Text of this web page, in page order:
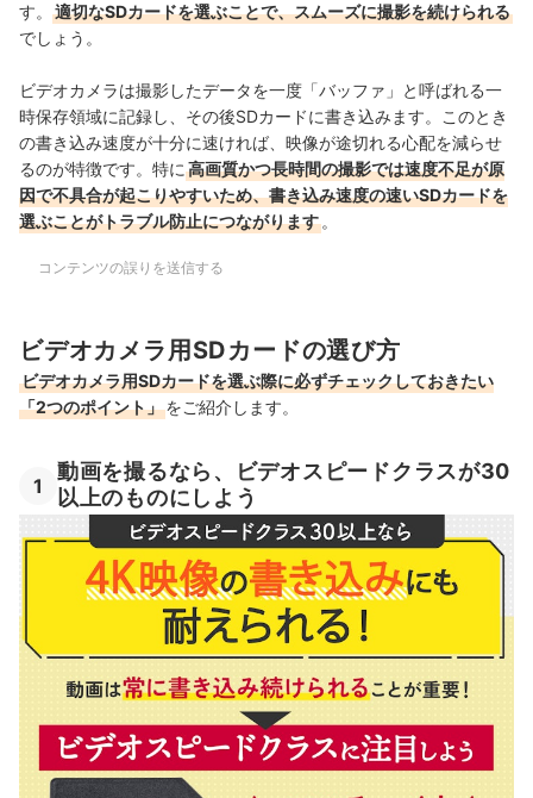
す。
適切なSDカードを選ぶことで、スムーズに撮影を続けられる
でしょう。
ビデオカメラは撮影したデータを一度「バッファ」と呼ばれる一
時保存領域に記録し、その後SDカードに書き込みます。このとき
の書き込み速度が十分に速ければ、映像が途切れる心配を減らせ
るのが特徴です。特に 高画質かつ長時間の撮影では速度不足が原
因で不具合が起こりやすいため、書き込み速度の速いSDカードを
選ぶことがトラブル防止につながります 。
コンテンツの誤りを送信する
ビデオカメラ用SDカードの選び方
ビデオカメラ用SDカードを選ぶ際に必ずチェックしておきたい
「2つのポイント」をご紹介します。
1
動画を撮るなら、ビデオスピードクラスが30
以上のものにしよう